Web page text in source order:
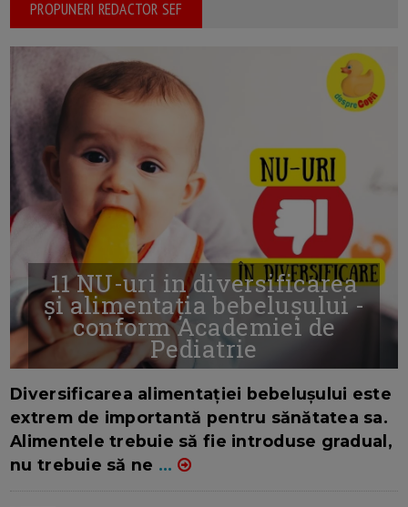
PROPUNERI REDACTOR SEF
11 NU-uri in diversificarea
și alimentația bebelușului -
conform Academiei de
Pediatrie
Diversificarea alimentației bebelușului este
extrem de importantă pentru sănătatea sa.
Alimentele trebuie să fie introduse gradual,
nu trebuie să ne ...